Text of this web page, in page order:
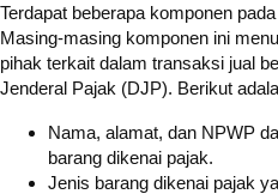
Terdapat beberapa komponen
Masing-masing komponen ini
pihak terkait dalam transaksi jual
Jenderal Pajak (DJP). Berikut
Nama, alamat, dan NPWP
barang dikenai pajak.
Jenis barang dikenai pajak